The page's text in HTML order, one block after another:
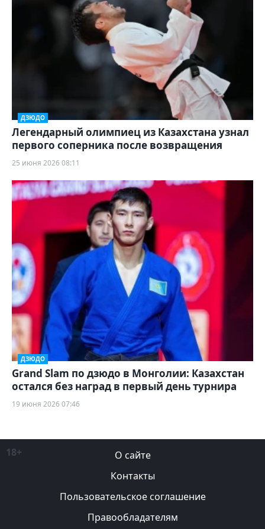
ДЗЮДО
Легендарный олимпиец из Казахстана узнал
первого соперника после возвращения
25 июня 2026 08:11
ДЗЮДО
Grand Slam по дзюдо в Монголии: Казахстан
остался без наград в первый день турнира
19 июня 2026 07:46
18+
О сайте
Контакты
Пользовательское соглашение
Правообладателям